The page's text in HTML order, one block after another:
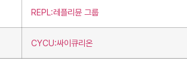
REPL:레플리뮨 그룹
CYCU:싸이큐리온